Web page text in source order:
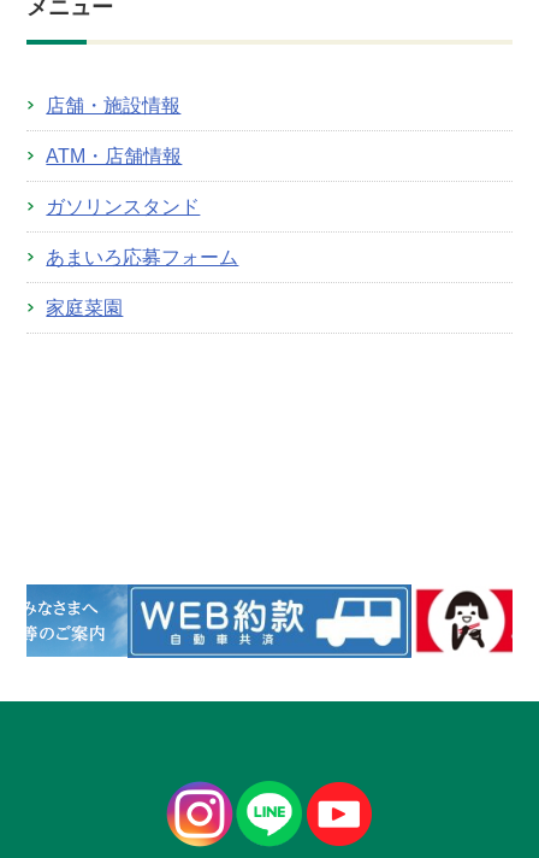
メニュー
店舗・施設情報
ATM・店舗情報
ガソリンスタンド
あまいろ応募フォーム
家庭菜園